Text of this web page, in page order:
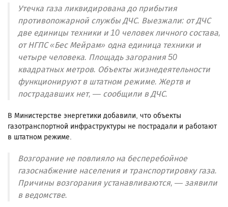
Утечка газа ликвидирована до прибытия
противопожарной службы ДЧС. Выезжали: от ДЧС
две единицы техники и 10 человек личного состава,
от НГПС «Бес Мейрам» одна единица техники и
четыре человека. Площадь загорания 50
квадратных метров. Объекты жизнедеятельности
функционируют в штатном режиме. Жертв и
пострадавших нет, — сообщили в ДЧС.
В Министерстве энергетики добавили, что объекты
газотранспортной инфраструктуры не пострадали и работают
в штатном режиме.
Возгорание не повлияло на бесперебойное
газоснабжение населения и транспортировку газа.
Причины возгорания устанавливаются, — заявили
в ведомстве.